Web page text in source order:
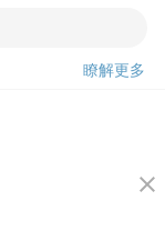
瞭解更多
close